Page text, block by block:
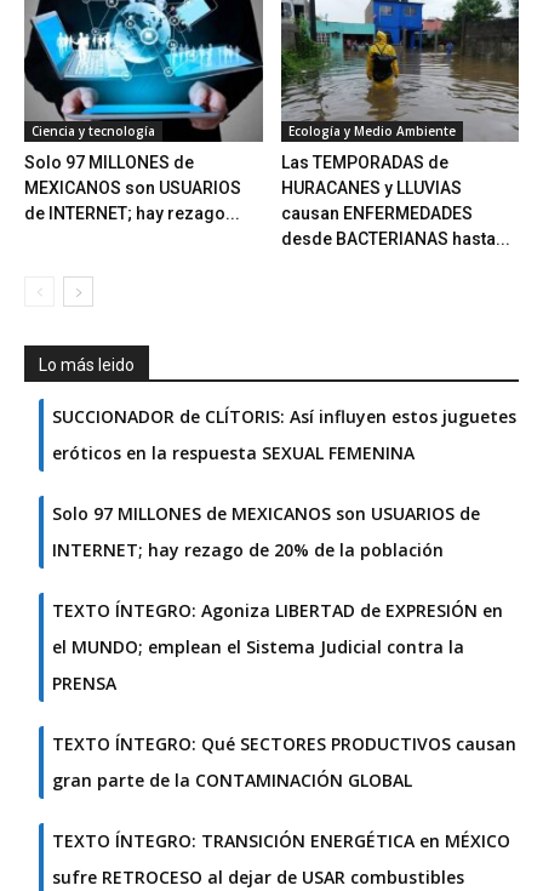
Ciencia y tecnología
Solo 97 MILLONES de
MEXICANOS son USUARIOS
de INTERNET; hay rezago...
Ecología y Medio Ambiente
Las TEMPORADAS de
HURACANES y LLUVIAS
causan ENFERMEDADES
desde BACTERIANAS hasta...
Lo más leido
SUCCIONADOR de CLÍTORIS: Así influyen estos juguetes
eróticos en la respuesta SEXUAL FEMENINA
Solo 97 MILLONES de MEXICANOS son USUARIOS de
INTERNET; hay rezago de 20% de la población
TEXTO ÍNTEGRO: Agoniza LIBERTAD de EXPRESIÓN en
el MUNDO; emplean el Sistema Judicial contra la
PRENSA
TEXTO ÍNTEGRO: Qué SECTORES PRODUCTIVOS causan
gran parte de la CONTAMINACIÓN GLOBAL
TEXTO ÍNTEGRO: TRANSICIÓN ENERGÉTICA en MÉXICO
sufre RETROCESO al dejar de USAR combustibles